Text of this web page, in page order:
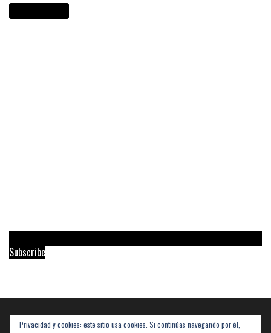
Subscribe
Buscar
Privacidad y cookies: este sitio usa cookies. Si continúas navegando por él,